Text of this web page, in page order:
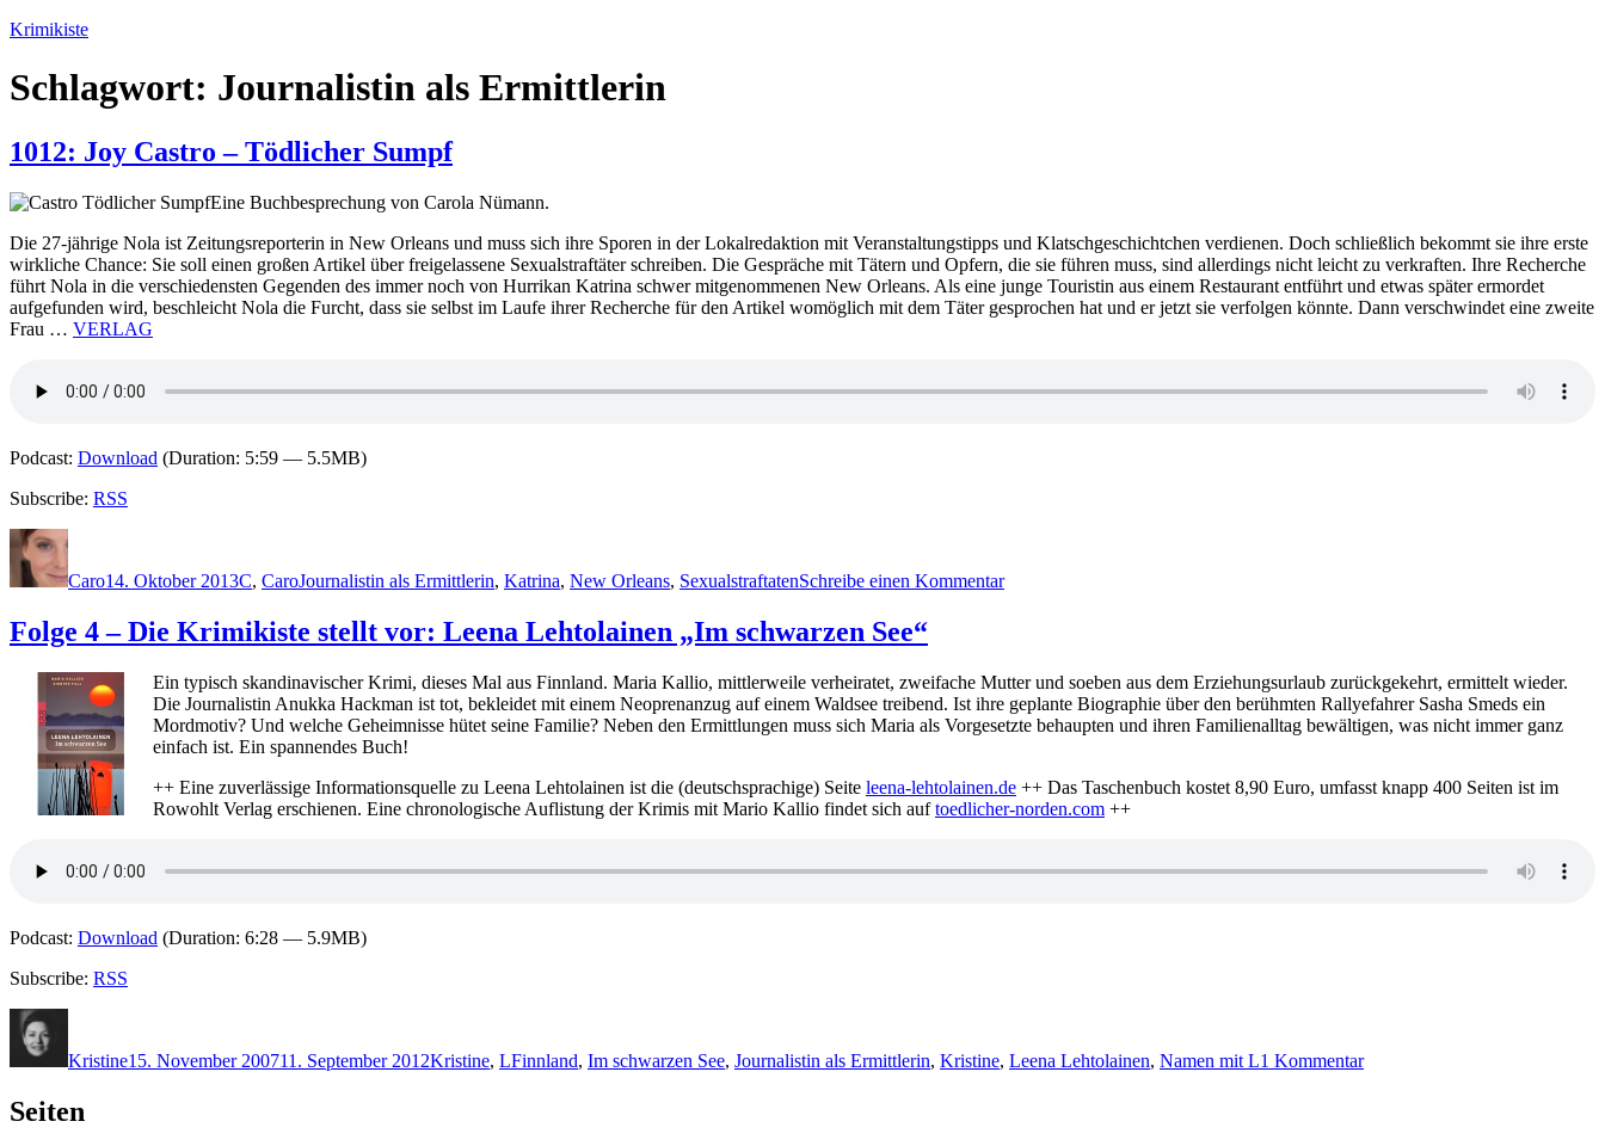
Zum
springen
Krimikiste
Schlagwort: Journalistin als Ermittlerin
1012: Joy Castro – Tödlicher Sumpf
Eine Buchbesprechung von Carola Nümann.
Die 27-jährige Nola ist Zeitungsreporterin in New Orleans und muss sich ihre Sporen in der Lokalredaktion mit Veranstaltungstipps und Klatschgeschichtchen verdienen. Doch schließlich bekommt sie ihre erste
wirkliche Chance: Sie soll einen großen Artikel über freigelassene Sexualstraftäter schreiben. Die Gespräche mit Tätern und Opfern, die sie führen muss, sind allerdings nicht leicht zu verkraften. Ihre Recherche
führt Nola in die verschiedensten Gegenden des immer noch von Hurrikan Katrina schwer mitgenommenen New Orleans. Als eine junge Touristin aus einem Restaurant entführt und etwas später ermordet
aufgefunden wird, beschleicht Nola die Furcht, dass sie selbst im Laufe ihrer Recherche für den Artikel womöglich mit dem Täter gesprochen hat und er jetzt sie verfolgen könnte. Dann verschwindet eine zweite
Frau … VERLAG
Podcast: Download (Duration: 5:59 — 5.5MB)
Subscribe: RSS
Autor
Caro14. Oktober 2013C, CaroJournalistin als Ermittlerin, Katrina, New Orleans, SexualstraftatenSchreibe einen KommentarJoy
Folge 4 – Die Krimikiste stellt vor: Leena Lehtolainen „Im schwarzen See“
Ein typisch skandinavischer Krimi, dieses Mal aus Finnland. Maria Kallio, mittlerweile verheiratet, zweifache Mutter und soeben aus dem Erziehungsurlaub zurückgekehrt, ermittelt wieder.
Die Journalistin Anukka Hackman ist tot, bekleidet mit einem Neoprenanzug auf einem Waldsee treibend. Ist ihre geplante Biographie über den berühmten Rallyefahrer Sasha Smeds ein
Mordmotiv? Und welche Geheimnisse hütet seine Familie? Neben den Ermittlungen muss sich Maria als Vorgesetzte behaupten und ihren Familienalltag bewältigen, was nicht immer ganz
einfach ist. Ein spannendes Buch!
++ Eine zuverlässige Informationsquelle zu Leena Lehtolainen ist die (deutschsprachige) Seite leena-lehtolainen.de ++ Das Taschenbuch kostet 8,90 Euro, umfasst knapp 400 Seiten ist im
Rowohlt Verlag erschienen. Eine chronologische Auflistung der Krimis mit Mario Kallio findet sich auftoedlicher-norden.com ++
Podcast: Download (Duration: 6:28 — 5.9MB)
Subscribe: RSS
Kristine15. November 200711. September 2012Kristine, LFinnland, Im schwarzen See, Journalistin als Ermittlerin, Kristine, Leena Lehtolainen, Namen mit L1 Kommentar4
Seiten